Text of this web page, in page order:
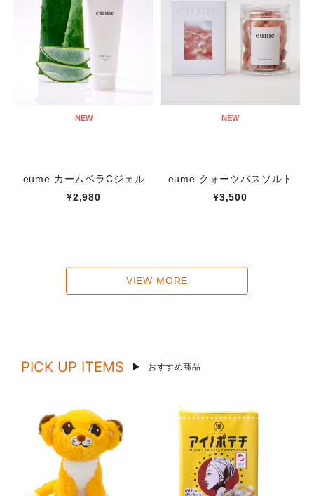
NEW
eume カームベラCジェル
¥2,980
NEW
eume クォーツバスソルト
¥3,500
VIEW MORE
PICK UP ITEMS おすすめ商品